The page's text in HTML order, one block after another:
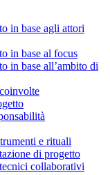
in base agli attori
in base al focus
in base all’ambito di
e rituali
di progetto
collaborativi